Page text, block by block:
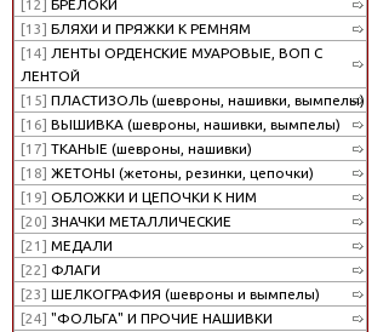
[12] БРЕЛОКИ
[13] БЛЯХИ И ПРЯЖКИ К РЕМНЯМ
[14] ЛЕНТЫ ОРДЕНСКИЕ МУАРОВЫЕ, ВОП С
ЛЕНТОЙ
[15] ПЛАСТИЗОЛЬ (шевроны, нашивки, вымпелы)
[16] ВЫШИВКА (шевроны, нашивки, вымпелы)
[17] ТКАНЫЕ (шевроны, нашивки)
[18] ЖЕТОНЫ (жетоны, резинки, цепочки)
[19] ОБЛОЖКИ И ЦЕПОЧКИ К НИМ
[20] ЗНАЧКИ МЕТАЛЛИЧЕСКИЕ
[21] МЕДАЛИ
[22] ФЛАГИ
[23] ШЕЛКОГРАФИЯ (шевроны и вымпелы)
[24] "ФОЛЬГА" И ПРОЧИЕ НАШИВКИ